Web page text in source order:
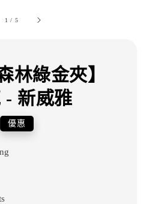
1 / 5
林綠金夾】
- 新威雅
優惠